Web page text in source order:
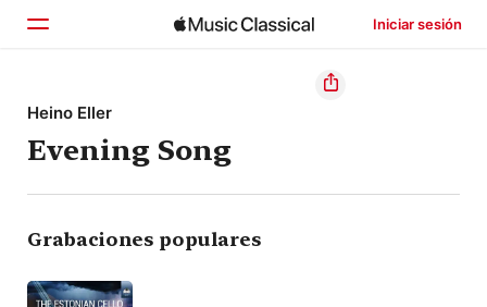
Iniciar sesión
Inicio
Explorar
Buscar
Heino Eller
Evening Song
Grabaciones populares